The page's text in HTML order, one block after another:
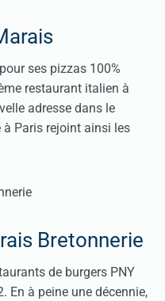
ses pizzas 100%
restaurant italien à
adresse dans le
à Paris rejoint ainsi les
Bretonnerie
de burgers PNY
En à peine une décennie,